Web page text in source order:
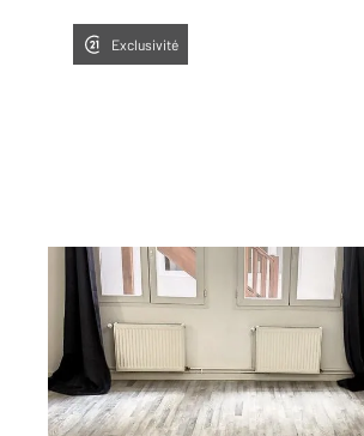
Exclusivité
DIJON 21
54,93 m2, 3 pièces
Ref : 48912
Appartement T3 à louer
650 €